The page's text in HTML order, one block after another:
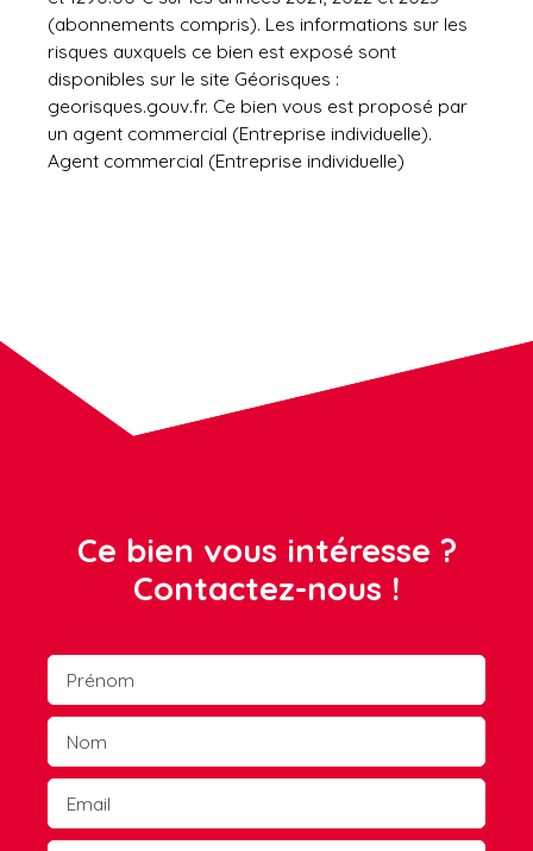
(abonnements compris). Les informations sur les
risques auxquels ce bien est exposé sont
disponibles sur le site Géorisques :
georisques.gouv.fr. Ce bien vous est proposé par
un agent commercial (Entreprise individuelle).
Agent commercial (Entreprise individuelle)
Ce bien vous intéresse ?
Contactez-nous !
Prénom
Nom
Email